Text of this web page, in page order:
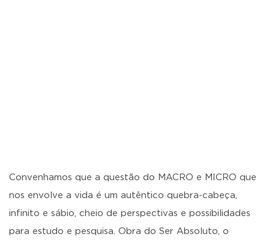
Convenhamos que a questão do MACRO e MICRO que
nos envolve a vida é um autêntico quebra-cabeça,
infinito e sábio, cheio de perspectivas e possibilidades
para estudo e pesquisa. Obra do Ser Absoluto, o